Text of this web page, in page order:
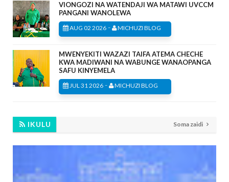
VIONGOZI NA WATENDAJI WA MATAWI UVCCM
PANGANI WANOLEWA
AUG 02 2026 - MICHUZI BLOG
MWENYEKITI WAZAZI TAIFA ATEMA CHECHE
KWA MADIWANI NA WABUNGE WANAOPANGA
SAFU KINYEMELA
JUL 31 2026 - MICHUZI BLOG
IKULU Soma zaidi